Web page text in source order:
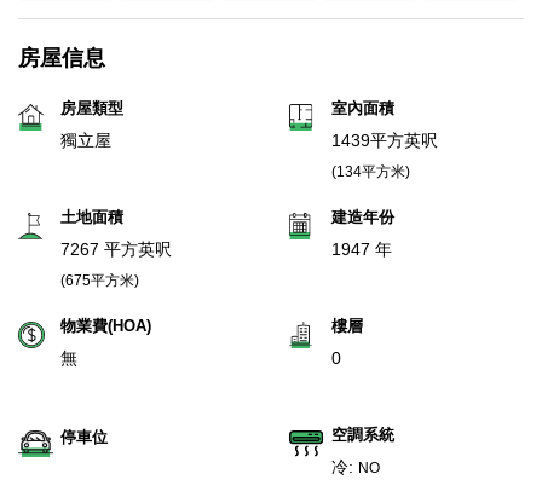
房屋信息
房屋類型
獨立屋
室內面積
1439平方英呎
(134平方米)
土地面積
7267 平方英呎
(675平方米)
建造年份
1947 年
物業費(HOA)
無
樓層
0
停車位 空調系統
冷: NO